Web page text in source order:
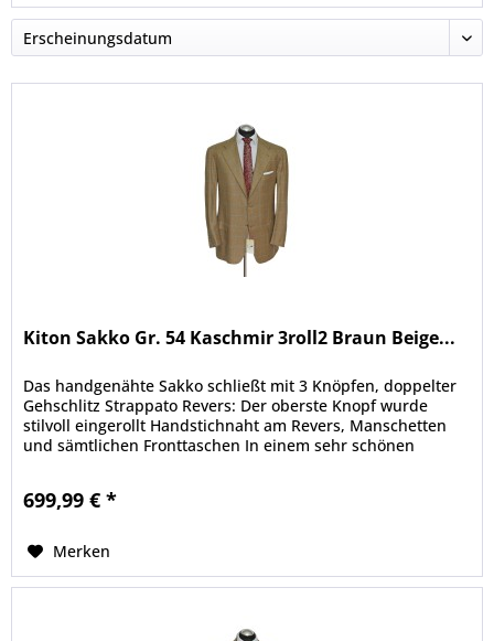
Kiton Sakko Gr. 54 Kaschmir 3roll2 Braun Beige...
Das handgenähte Sakko schließt mit 3 Knöpfen, doppelter
Gehschlitz Strappato Revers: Der oberste Knopf wurde
stilvoll eingerollt Handstichnaht am Revers, Manschetten
und sämtlichen Fronttaschen In einem sehr schönen
699,99 € *
Merken